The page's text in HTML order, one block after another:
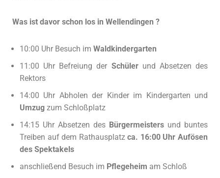
Was ist davor schon los in Wellendingen ?
10:00 Uhr Besuch im Waldkindergarten
11:00 Uhr Befreiung der Schüler und Absetzen des
Rektors
14:00 Uhr Abholen der Kinder im Kindergarten und
Umzug zum Schloßplatz
14:15 Uhr Absetzen des Bürgermeisters und buntes
Treiben auf dem Rathausplatzca. 16:00 Uhr Aufösen
des Spektakels
anschließend Besuch im Pflegeheim am Schloß